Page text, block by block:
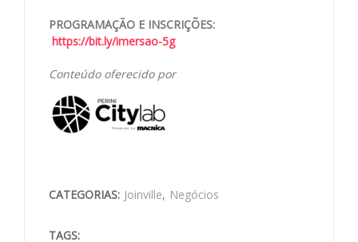
PROGRAMAÇÃO E INSCRIÇÕES:
https://bit.ly/imersao-5g
Conteúdo oferecido por
CATEGORIAS: Joinville, Negócios
TAGS: